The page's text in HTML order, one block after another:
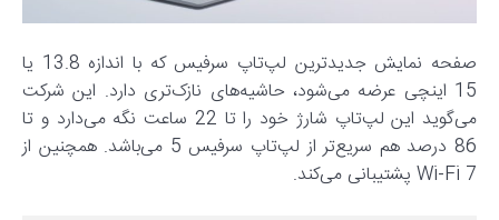
صفحه نمایش جدیدترین لپ‌تاپ سرفیس که با اندازه 13.8 یا
15 اینچی عرضه می‌شود، حاشیه‌های نازک‌تری دارد. این شرکت
می‌گوید این لپ‌تاپ شارژ خود را تا 22 ساعت نگه می‌دارد و تا
86 درصد هم سریع‌تر از لپ‌تاپ سرفیس 5 می‌باشد. همچنین از
Wi-Fi 7 پشتیبانی می‌کند.